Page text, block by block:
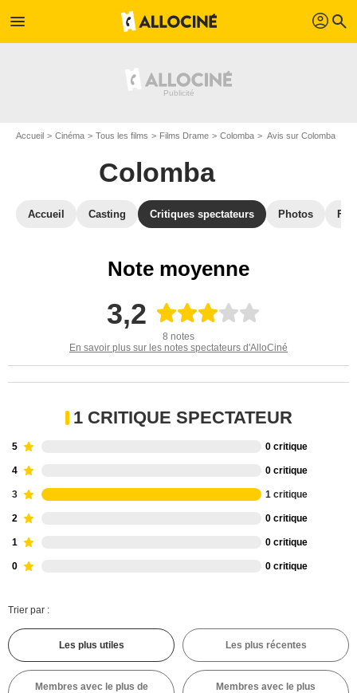
menu profil search
Accueil Cinéma Tous les films Films Drame Colomba Avis sur Colomba
Colomba
Accueil Casting Critiques spectateurs Photos
Note moyenne
3,2
8 notes
En savoir plus sur les notes spectateurs d'AlloCiné
1 CRITIQUE SPECTATEUR
5 0 critique
4 0 critique
3 1 critique
2 0 critique
1 0 critique
0 0 critique
Trier par :
Les plus utiles Les plus récentes
Membres avec le plus de
Membres avec le plus